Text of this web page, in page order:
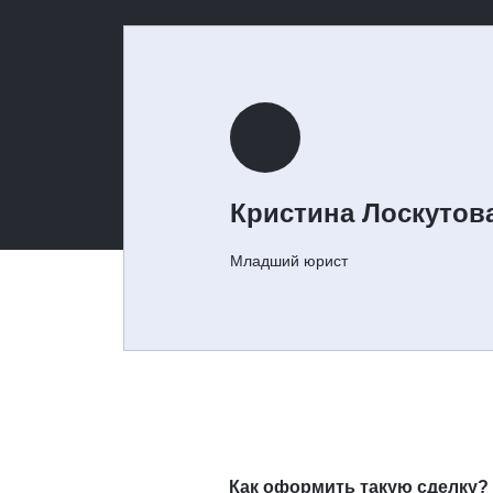
Кристина
Младший юрист
Как оформить такую сделку?